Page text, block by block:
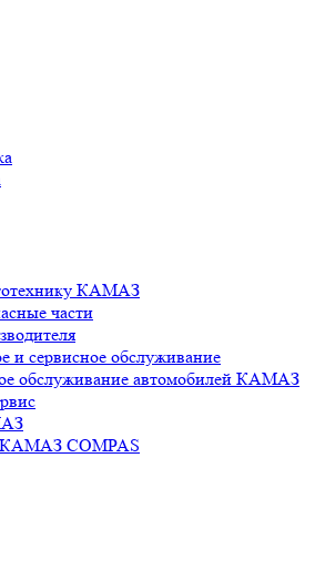
КАМАЗ
части
и сервисное обслуживание
обслуживание автомобилей КАМАЗ
КАМАЗ COMPAS